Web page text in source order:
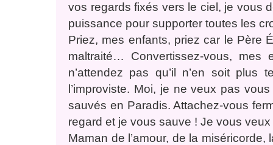
vos regards fixés vers le ciel, je vous
puissance pour supporter toutes les
Priez, mes enfants, priez car le Père
maltraité… Convertissez-vous, mes
n’attendez pas qu’il n’en soit
l’improviste. Moi, je ne veux pas
sauvés en Paradis. Attachez-vous
regard et je vous sauve ! Je vous
Maman de l’amour, de la